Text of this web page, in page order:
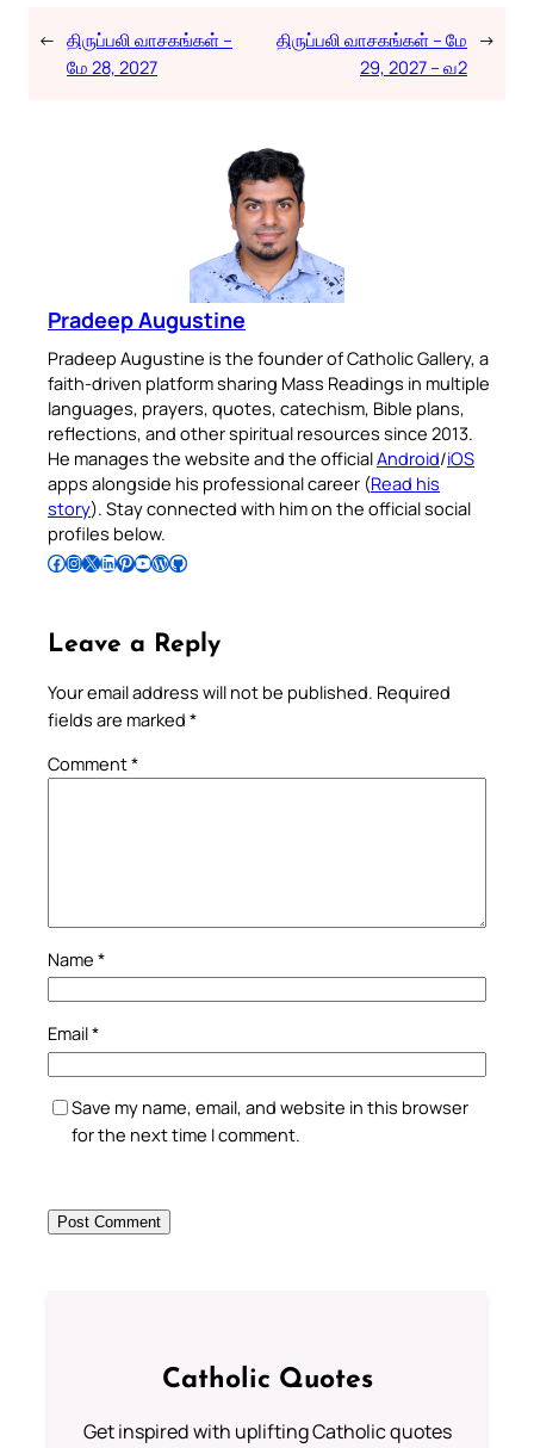
← திருப்பலி வாசகங்கள் –
மே 28, 2027
திருப்பலி வாசகங்கள் – மே
29, 2027 – வ2
→
Pradeep Augustine
Pradeep Augustine is the founder of Catholic Gallery, a
faith-driven platform sharing Mass Readings in multiple
languages, prayers, quotes, catechism, Bible plans,
reflections, and other spiritual resources since 2013.
He manages the website and the officialAndroid/iOS
apps alongside his professional career (Read his
story). Stay connected with him on the official social
profiles below.
Follow Pradeep on Facebook Follow Pradeep on InstagramFollow Pradeep on X Follow Pradeep on LinkedIn Follow Pradeep on Pinterest Subscribe to Pradeep’s Youtube Channel Follow Pradeep on WordPress Follow Pradeep on GitHub
Leave a Reply
Your email address will not be published. Required
fields are marked *
Comment*
Name *
Email*
Save my name, email, and website in this browser
for the next time I comment.
Catholic Quotes
Get inspired with uplifting Catholic quotes